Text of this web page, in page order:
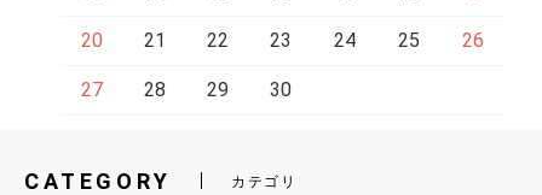
20 21 22 23 24 25 26
27 28 29 30
CATEGORY カテゴリ